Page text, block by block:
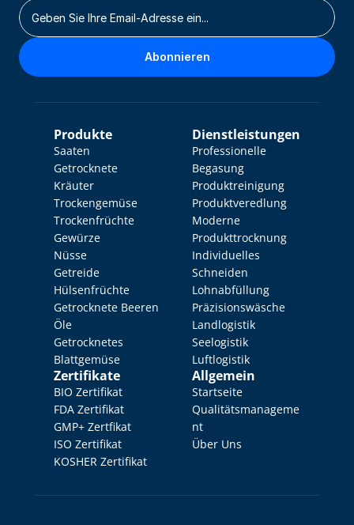
Abonnieren
Produkte
Saaten
Getrocknete
Kräuter
Trockengemüse
Trockenfrüchte
Gewürze
Nüsse
Getreide
Hülsenfrüchte
Getrocknete Beeren
Öle
Getrocknetes
Blattgemüse
Zertifikate
BIO Zertifikat
FDA Zertifikat
GMP+ Zertfikat
ISO Zertifikat
KOSHER Zertifikat
Dienstleistungen
Professionelle
Begasung
Produktreinigung
Produktveredlung
Moderne
Produkttrocknung
Individuelles
Schneiden
Lohnabfüllung
Präzisionswäsche
Landlogistik
Seelogistik
Luftlogistik
Allgemein
Startseite
Qualitätsmanageme
nt
Über Uns